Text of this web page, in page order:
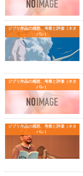
ジブリ作品の感想、考察と評価（ネタ
バレ）
ジブリ作品の感想、考察と評価（ネタ
バレ）
ジブリ作品の感想、考察と評価（ネタ
バレ）